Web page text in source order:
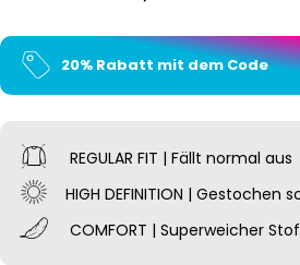
20% Rabatt mit dem Code
REGULAR FIT | Fällt normal aus
HIGH DEFINITION | Gestochen
COMFORT | Superweicher